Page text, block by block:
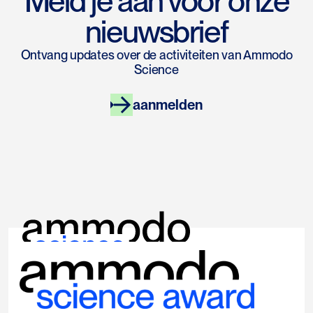
nieuwsbrief
Ontvang updates over de activiteiten van Ammodo
Science
aanmelden
links
socials